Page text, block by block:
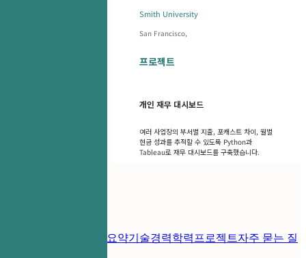
Smith University
San Francisco,
프로젝트
개인 재무 대시보드
여러 사업장의 부서별 지출, 포캐스트 차이, 월별
현금 성과를 추적할 수 있도록 Python과
Tableau로 재무 대시보드를 구축했습니다.
요약기술경력학력프로젝트자주 묻는 질